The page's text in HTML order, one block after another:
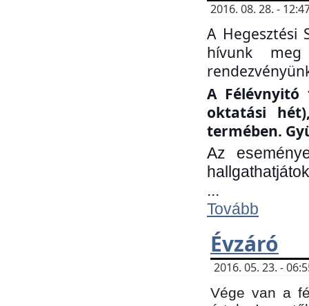
2016. 08. 28. -
A Hegesztési
hívunk
A Félévnyitó
oktatási
termében.
Az
...
Tovább
Évzáró
2016. 05. 23. -
Vége van a